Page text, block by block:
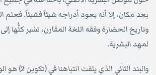
بعد مكان، إلا أنه يعود أدراجه شيئاً فشيئاً. فعلم
وتاريخ الحضارة وفقه اللغة المقارن، تشير كلُّها إلى
لمهد البشرية.
والبند الثاني